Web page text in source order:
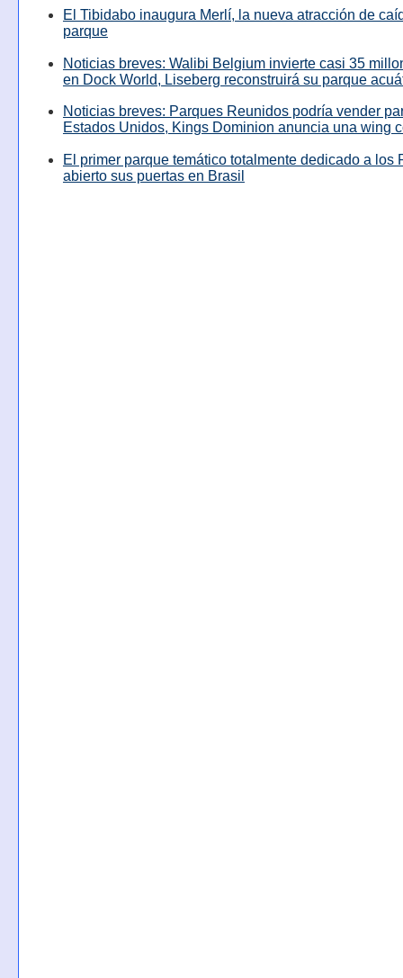
El Tibidabo inaugura Merlí, la nueva atracción de
parque
Noticias breves: Walibi Belgium invierte casi 35
en Dock World, Liseberg reconstruirá su parque
Noticias breves: Parques Reunidos podría vender
Estados Unidos, Kings Dominion anuncia una wing
El primer parque temático totalmente dedicado a los
abierto sus puertas en Brasil